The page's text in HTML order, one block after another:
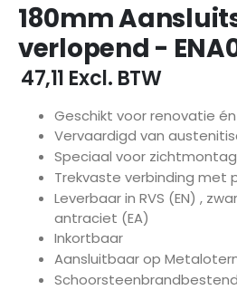
naar
het
begin
van
de
afbeeldingen-
gallerij
180mm
verlopend -
€ 47,11 Excl. BTW
Geschikt voor renovatie
Vervaardigd van
Speciaal voor
Trekvaste verbinding met
Leverbaar in RVS (EN) ,
antraciet (EA)
Inkortbaar
Aansluitbaar op